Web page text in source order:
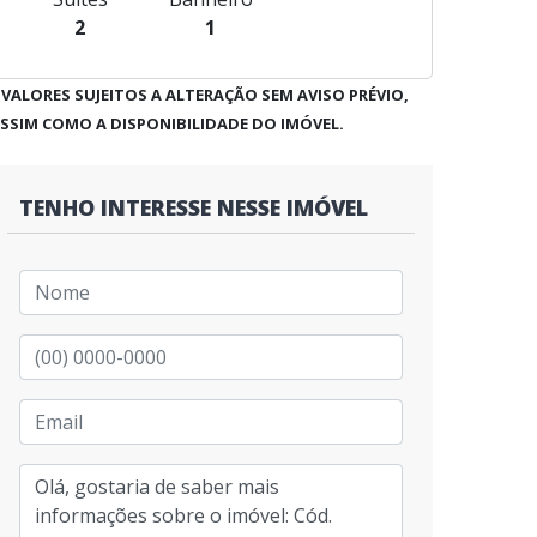
2
1
SUJEITOS A ALTERAÇÃO SEM AVISO PRÉVIO,
COMO A DISPONIBILIDADE DO IMÓVEL.
TENHO INTERESSE NESSE IMÓVEL